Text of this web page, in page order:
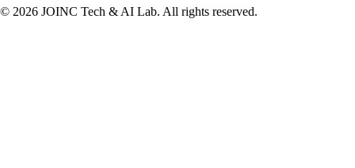
© 2026 JOINC Tech & AI Lab. All rights reserved.